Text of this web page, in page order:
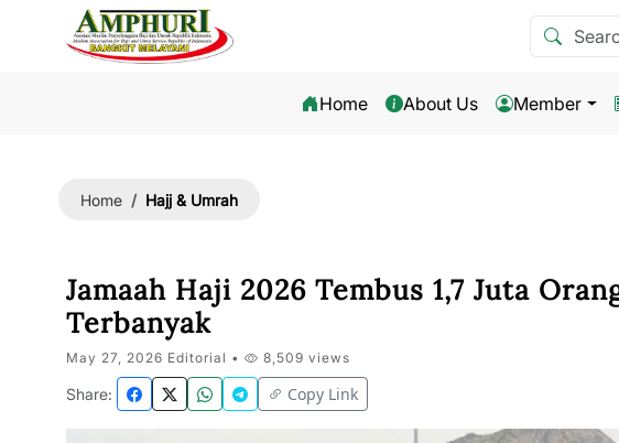
Search
Home About Us Member
Home Hajj & Umrah
Jamaah Haji 2026 Tembus 1,7 Juta
Terbanyak
May 27, 2026 Editorial • 8,509 views
Share: Copy Link